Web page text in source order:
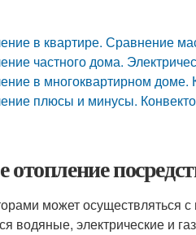
в квартире. Сравнение
частного дома.
в многоквартирном доме.
плюсы и минусы.
может осуществляться
водяные, электрические и